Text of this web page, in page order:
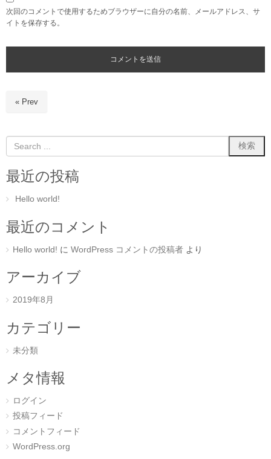
次回のコメントで使用するためブラウザーに自分の名前、メールアドレス、サ
イトを保存する。
« Prev
最近の投稿
Hello world!
最近のコメント
Hello world! に WordPress コメントの投稿者 より
アーカイブ
2019年8月
カテゴリー
未分類
メタ情報
ログイン
投稿フィード
コメントフィード
WordPress.org